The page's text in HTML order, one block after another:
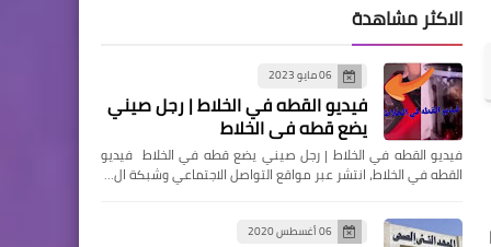
الاكثر مشاهدة
06 مايو 2023
فيديو القطه في الخلاط | رجل صيني
يضع قطه في الخلاط
فيديو القطه في الخلاط | رجل صيني يضع قطه في الخلاط فيديو
القطه في الخلاط، انتشر عبر مواقع التواصل الاجتماعي وشبكة ال…
06 أغسطس 2020